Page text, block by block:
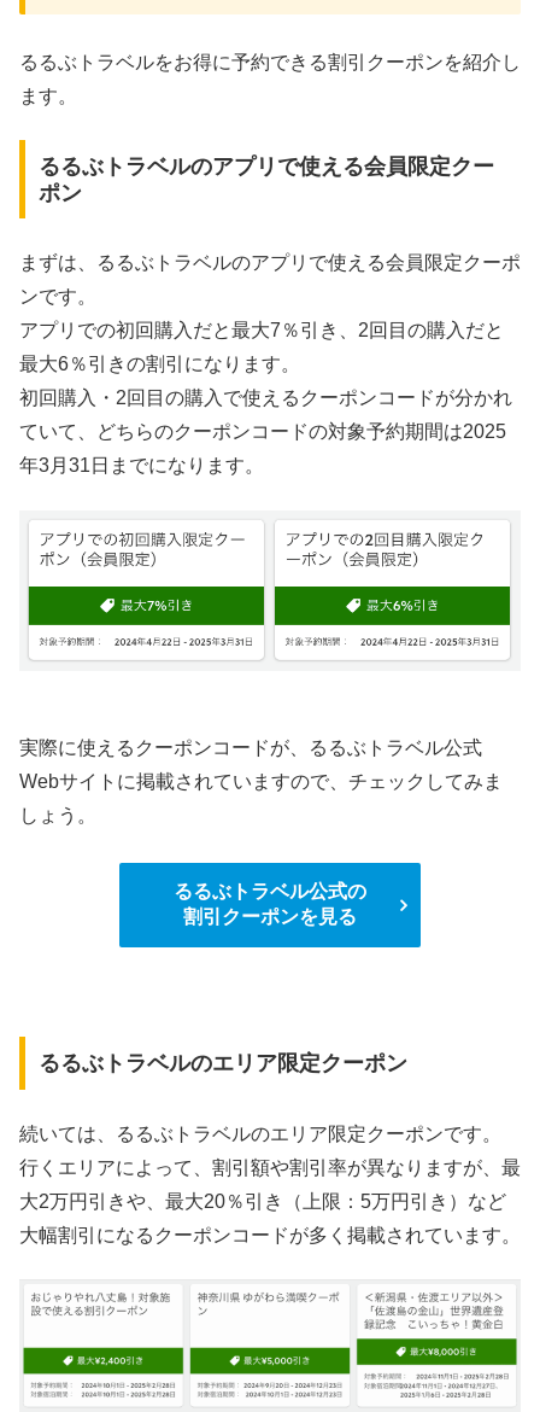
るるぶトラベルをお得に予約できる割引クーポンを紹介し
ます。
るるぶトラベルのアプリで使える会員限定クー
ポン
まずは、るるぶトラベルのアプリで使える会員限定クーポ
ンです。
アプリでの初回購入だと最大7％引き、2回目の購入だと
最大6％引きの割引になります。
初回購入・2回目の購入で使えるクーポンコードが分かれ
ていて、どちらのクーポンコードの対象予約期間は2025
年3月31日までになります。
実際に使えるクーポンコードが、るるぶトラベル公式
Webサイトに掲載されていますので、チェックしてみま
しょう。
るるぶトラベル公式の
割引クーポンを見る
るるぶトラベルのエリア限定クーポン
続いては、るるぶトラベルのエリア限定クーポンです。
行くエリアによって、割引額や割引率が異なりますが、最
大2万円引きや、最大20％引き（上限：5万円引き）など
大幅割引になるクーポンコードが多く掲載されています。